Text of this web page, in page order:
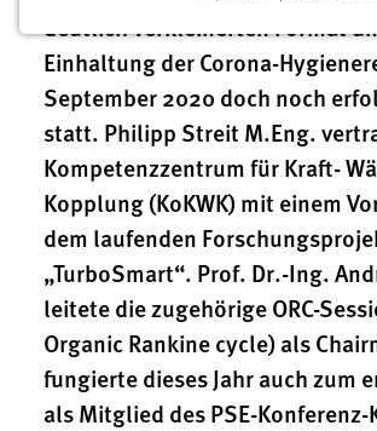
deutlich verkleinerten Format
Einhaltung der Corona-
September 2020 doch noch
statt. Philipp Streit M.Eng.
Kompetenzzentrum für Kraft-
Kopplung (KoKWK) mit einem
dem laufenden
„TurboSmart“. Prof. Dr.-Ing.
leitete die zugehörige ORC-
Organic Rankine cycle) als
fungierte dieses Jahr auch zum
als Mitglied des PSE-
Notwendige Cookies ermöglichen
Funktionen und sind für die
Website erforderlich.
Einverständnis
Name:
cookie_consent
Zweck:
Dieser Cookie speichert die ausgewählten
Optionen des Benutzers
Cookie Laufzeit:
1 Jahr